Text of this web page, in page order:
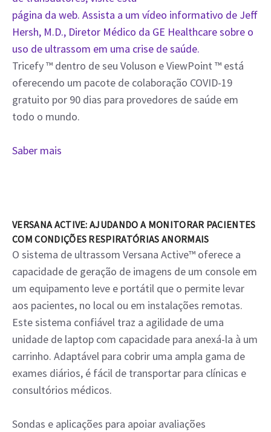
página da web. Assista a um vídeo informativo de Jeff
Hersh, M.D., Diretor Médico da GE Healthcare sobre o
uso de ultrassom em uma crise de saúde.
Tricefy ™ dentro de seu Voluson e ViewPoint ™ está
oferecendo um pacote de colaboração COVID-19
gratuito por 90 dias para provedores de saúde em
todo o mundo.
Saber mais
VERSANA ACTIVE: AJUDANDO A MONITORAR PACIENTES
COM CONDIÇÕES RESPIRATÓRIAS ANORMAIS
O sistema de ultrassom Versana Active™ oferece a
capacidade de geração de imagens de um console em
um equipamento leve e portátil que o permite levar
aos pacientes, no local ou em instalações remotas.
Este sistema confiável traz a agilidade de uma
unidade de laptop com capacidade para anexá-la à um
carrinho. Adaptável para cobrir uma ampla gama de
exames diários, é fácil de transportar para clínicas e
consultórios médicos.
Sondas e aplicações para apoiar avaliações